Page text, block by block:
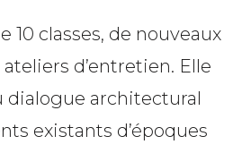
10 classes, de nouveaux
d’entretien. Elle
dialogue architectural
existants d’époques